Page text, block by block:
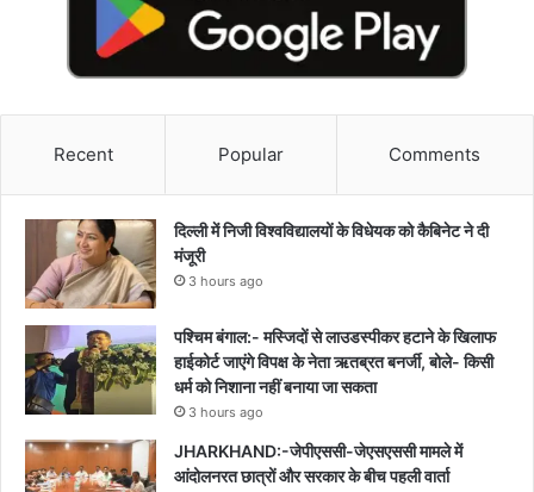
Recent Popular Comments
दिल्ली में निजी विश्वविद्यालयों के विधेयक को कैबिनेट ने दी
मंजूरी
3 hours ago
पश्चिम बंगाल:- मस्जिदों से लाउडस्पीकर हटाने के खिलाफ
हाईकोर्ट जाएंगे विपक्ष के नेता ऋतब्रत बनर्जी, बोले- किसी
धर्म को निशाना नहीं बनाया जा सकता
3 hours ago
JHARKHAND:-जेपीएससी-जेएसएससी मामले में
आंदोलनरत छात्रों और सरकार के बीच पहली वार्ता